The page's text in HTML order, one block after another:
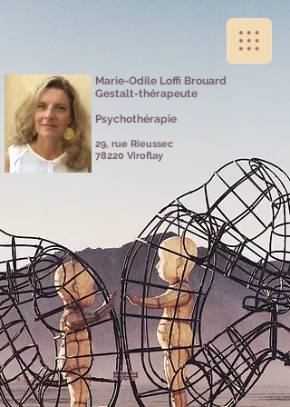
Marie-Odile Loffi Brouard
Gestalt-thérapeute
Psychothérapie
29, rue Rieussec
78220 Viroflay